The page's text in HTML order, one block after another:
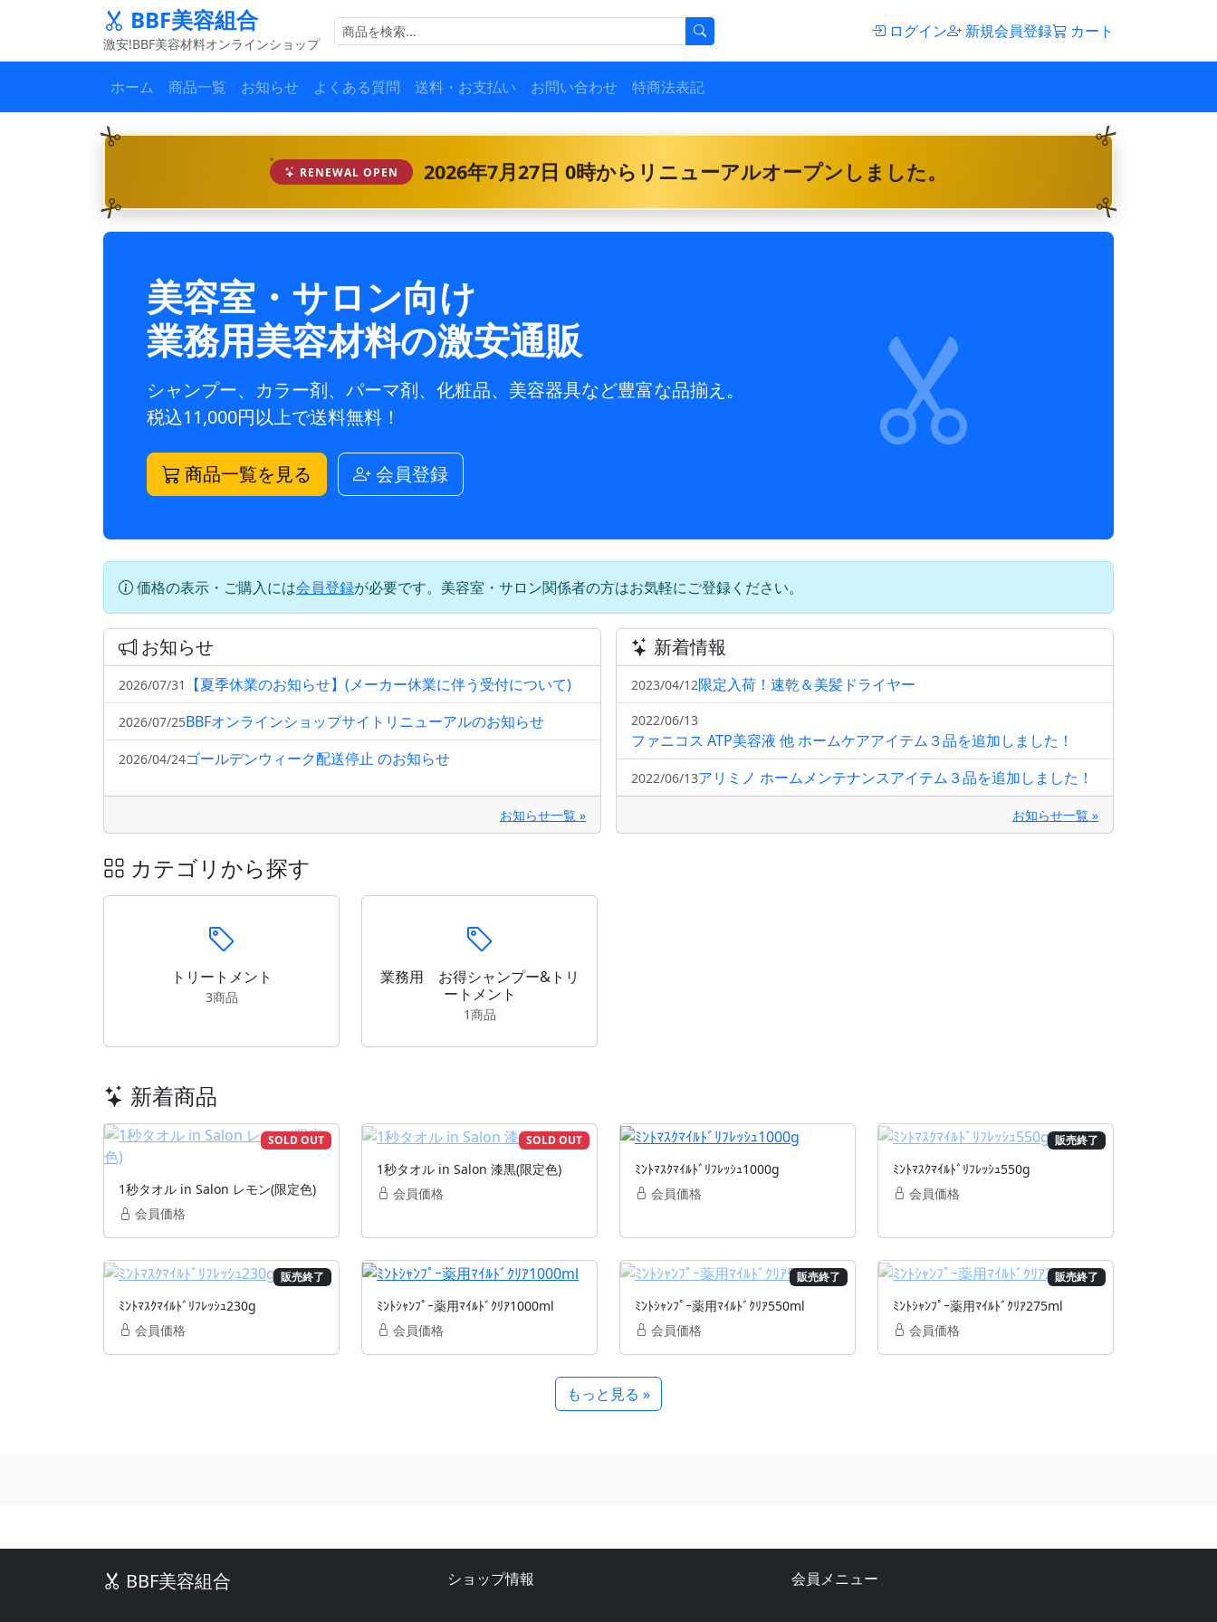
BBF美容組合
激安!BBF美容材料オンラインショップ
ログイン 新規会員登録 カート
ホーム 商品一覧 お知らせ よくある質問 送料・お支払い お問い合わせ 特商法表記
RENEWAL OPEN 2026年7月27日 0時からリニューアルオープンしました。
美容室・サロン向け
業務用美容材料の激安通販
シャンプー、カラー剤、パーマ剤、化粧品、美容器具など豊富な品揃え。
税込11,000円以上で送料無料！
商品一覧を見る 会員登録
価格の表示・ご購入には会員登録が必要です。美容室・サロン関係者の方はお気軽にご登録ください。
お知らせ
2026/07/31 【夏季休業のお知らせ】(メーカー休業に伴う受付について)
2026/07/25BBFオンラインショップサイトリニューアルのお知らせ
2026/04/24ゴールデンウィーク配送停止 のお知らせ
お知らせ一覧 »
新着情報
2023/04/12限定入荷！速乾＆美髪ドライヤー
2022/06/13
ファニコス ATP美容液 他 ホームケアアイテム３品を追加しました！
2022/06/13アリミノ ホームメンテナンスアイテム３品を追加しました！
お知らせ一覧 »
カテゴリから探す
トリートメント
3商品
業務用 お得シャンプー&トリ
ートメント
1商品
新着商品
SOLD OUT
1秒タオル in Salon レモン(限定色)
会員価格
SOLD OUT
1秒タオル in Salon 漆黒(限定色)
会員価格
ﾐﾝﾄﾏｽｸﾏｲﾙﾄﾞﾘﾌﾚｯｼｭ1000g
会員価格
販売終了
ﾐﾝﾄﾏｽｸﾏｲﾙﾄﾞﾘﾌﾚｯｼｭ550g
会員価格
販売終了
ﾐﾝﾄﾏｽｸﾏｲﾙﾄﾞﾘﾌﾚｯｼｭ230g
会員価格
ﾐﾝﾄｼｬﾝﾌﾟｰ薬用ﾏｲﾙﾄﾞｸﾘｱ1000ml
会員価格
販売終了
ﾐﾝﾄｼｬﾝﾌﾟｰ薬用ﾏｲﾙﾄﾞｸﾘｱ550ml
会員価格
販売終了
ﾐﾝﾄｼｬﾝﾌﾟｰ薬用ﾏｲﾙﾄﾞｸﾘｱ275ml
会員価格
もっと見る »
BBF美容組合 ショップ情報 会員メニュー